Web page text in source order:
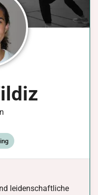
leidenschaftliche